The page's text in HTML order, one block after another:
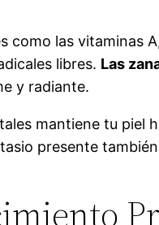
las vitaminas
libres. Las
y radiante.
mantiene tu piel
presente